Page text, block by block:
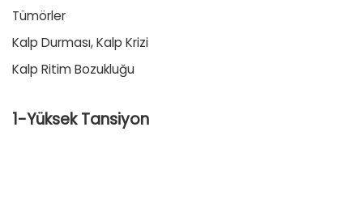
Tümörler
Kalp Durması, Kalp Krizi
Kalp Ritim Bozukluğu
1-Yüksek Tansiyon